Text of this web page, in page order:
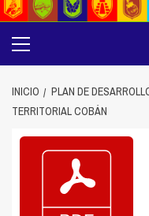
principal
INICIO
PLAN DE
TERRITORIAL COBÁN